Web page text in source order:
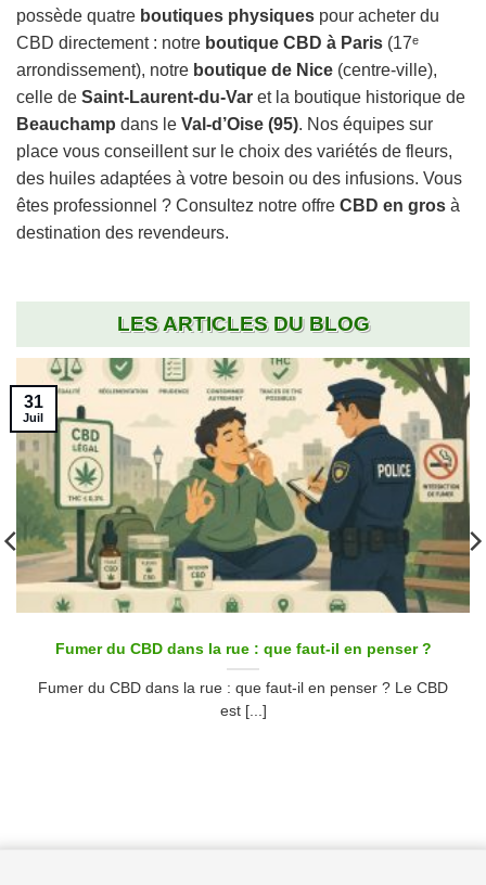
possède quatre boutiques physiques pour acheter du
CBD directement : notre boutique CBD à Paris (17ᵉ
arrondissement), notre boutique de Nice (centre-ville),
celle de Saint-Laurent-du-Var et la boutique historique de
Beauchamp dans le Val-d’Oise (95). Nos équipes sur
place vous conseillent sur le choix des variétés de fleurs,
des huiles adaptées à votre besoin ou des infusions. Vous
êtes professionnel ? Consultez notre offre CBD en gros à
destination des revendeurs.
LES ARTICLES DU BLOG
Fumer du CBD dans la rue : que faut-il en penser ?
Fumer du CBD dans la rue : que faut-il en penser ? Le CBD
est [...]
31
Juil